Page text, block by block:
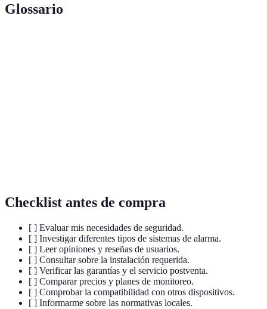
Glossario
Checklist antes de compra
[ ] Evaluar mis necesidades de seguridad.
[ ] Investigar diferentes tipos de sistemas de alarma.
[ ] Leer opiniones y reseñas de usuarios.
[ ] Consultar sobre la instalación requerida.
[ ] Verificar las garantías y el servicio postventa.
[ ] Comparar precios y planes de monitoreo.
[ ] Comprobar la compatibilidad con otros dispositivos.
[ ] Informarme sobre las normativas locales.